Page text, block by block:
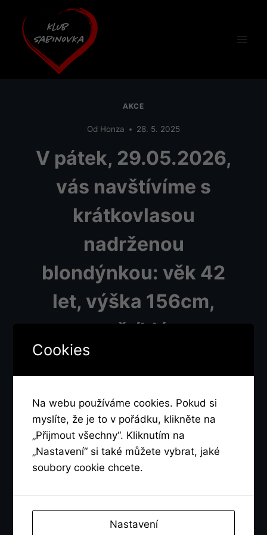
obsah
AKCE
Od Honza 28. 5. 2025
V pátek, 29.05.2026,
vás navštívíme s
krátkovlasou
nadrženou
blondýnkou: věk 42
let, výška 156cm,
postava štíhlá a prsa
dvojky , budeme cca
ráda hodně mužů –
kouření, polykání
sperma i pořádný sex.
Důležitá je pro nás
Cookies
Na webu používáme cookies. Pokud si
myslíte, že je to v pořádku, klikněte na
„Přijmout všechny“. Kliknutím na
„Nastavení“ si také můžete vybrat, jaké
soubory cookie chcete.
Nastavení